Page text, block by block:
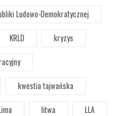
Ludowo-Demokratycznej
KRLD
kryzys
kwestia tajwańska
litwa
LLA